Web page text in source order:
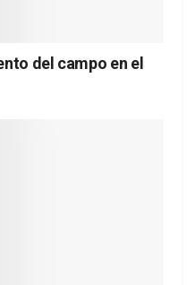
del campo en el